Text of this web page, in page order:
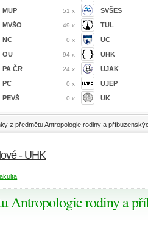
MUP 51 x
MVŠO 49 x
NC 0 x
OU 94 x
PA ČR 24 x
PC 0 x
PEVŠ 0 x
SVŠES
TUL
UC
UHK
UJAK
UJEP
UK
z předmětu Antropologie rodiny a
- UHK
Antropologie rodiny a